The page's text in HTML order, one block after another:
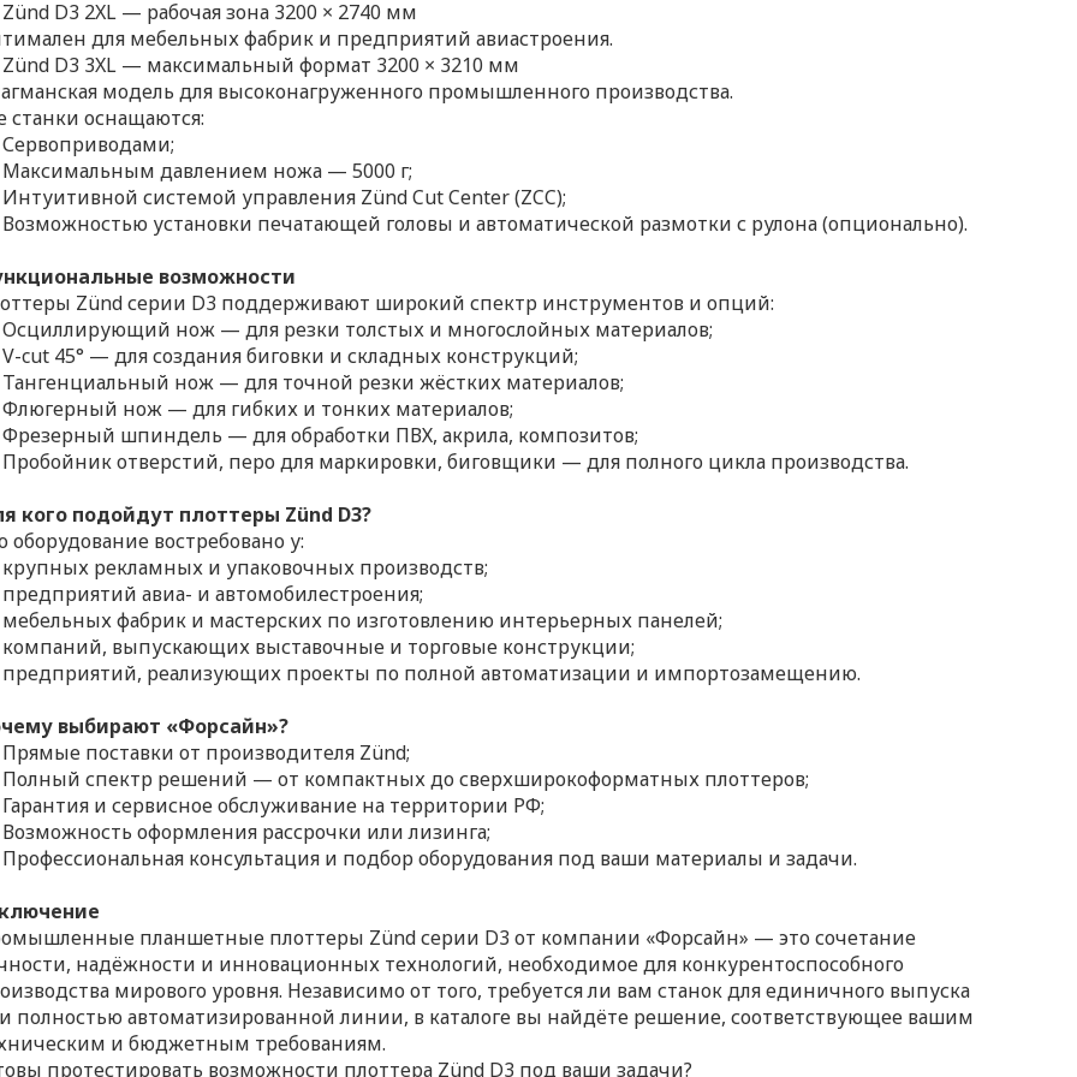
Zünd D3 2XL — рабочая зона 3200 × 2740 мм
для мебельных фабрик и предприятий авиастроения.
Zünd D3 3XL — максимальный формат 3200 × 3210 мм
модель для высоконагруженного промышленного производства.
станки оснащаются:
Сервоприводами;
Максимальным давлением ножа — 5000 г;
Интуитивной системой управления Zünd Cut Center (ZCC);
Возможностью установки печатающей головы и автоматической размотки с рулона (опционально).
возможности
Zünd серии D3 поддерживают широкий спектр инструментов и опций:
Осциллирующий нож — для резки толстых и многослойных материалов;
V-cut 45° — для создания биговки и складных конструкций;
Тангенциальный нож — для точной резки жёстких материалов;
Флюгерный нож — для гибких и тонких материалов;
Фрезерный шпиндель — для обработки ПВХ, акрила, композитов;
Пробойник отверстий, перо для маркировки, биговщики — для полного цикла производства.
кого подойдут плоттеры Zünd D3?
оборудование востребовано у:
крупных рекламных и упаковочных производств;
предприятий авиа- и автомобилестроения;
мебельных фабрик и мастерских по изготовлению интерьерных панелей;
компаний, выпускающих выставочные и торговые конструкции;
предприятий, реализующих проекты по полной автоматизации и импортозамещению.
выбирают «Форсайн»?
Прямые поставки от производителя Zünd;
Полный спектр решений — от компактных до сверхширокоформатных плоттеров;
Гарантия и сервисное обслуживание на территории РФ;
Возможность оформления рассрочки или лизинга;
Профессиональная консультация и подбор оборудования под ваши материалы и задачи.
планшетные плоттеры Zünd серии D3 от компании «Форсайн» — это сочетание
надёжности и инновационных технологий, необходимое для конкурентоспособного
мирового уровня. Независимо от того, требуется ли вам станок для единичного выпуска
полностью автоматизированной линии, в каталоге вы найдёте решение, соответствующее вашим
и бюджетным требованиям.
протестировать возможности плоттера Zünd D3 под ваши задачи?